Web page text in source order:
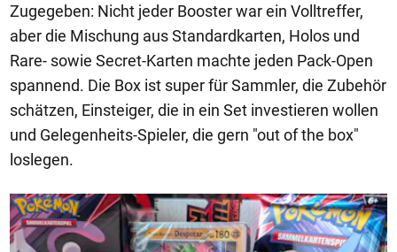
Zugegeben: Nicht jeder Booster war ein Volltreffer,
aber die Mischung aus Standardkarten, Holos und
Rare- sowie Secret-Karten machte jeden Pack-Open
spannend. Die Box ist super für Sammler, die Zubehör
schätzen, Einsteiger, die in ein Set investieren wollen
und Gelegenheits-Spieler, die gern "out of the box"
loslegen.